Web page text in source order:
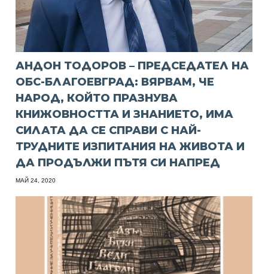
АНДОН ТОДОРОВ – ПРЕДСЕДАТЕЛ НА
ОБС-БЛАГОЕВГРАД: ВЯРВАМ, ЧЕ
НАРОД, КОЙТО ПРАЗНУВА
КНИЖОВНОСТТА И ЗНАНИЕТО, ИМА
СИЛАТА ДА СЕ СПРАВИ С НАЙ-
ТРУДНИТЕ ИЗПИТАНИЯ НА ЖИВОТА И
ДА ПРОДЪЛЖИ ПЪТЯ СИ НАПРЕД
МАЙ 24, 2020